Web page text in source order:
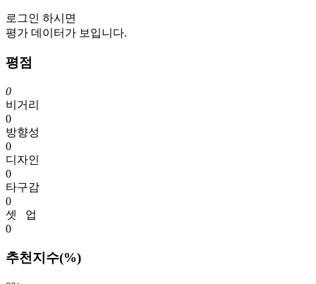
로그인 하시면
평가 데이터가 보입니다.
평점
0
비거리
0
방향성
0
디자인
0
타구감
0
셋 업
0
추천지수(%)